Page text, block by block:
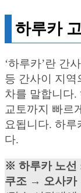
하루카
‘하루카’란 간
등 간사이 지역
차를 말합니다.
교토까지 빠르
요됩니다. 하루
다.
※ 하루카 노선
쿠조 → 오사카